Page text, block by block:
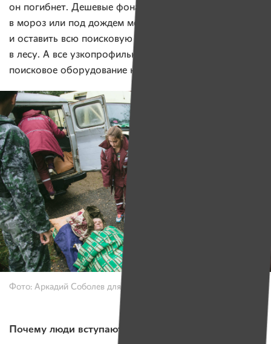
он погибнет. Дешевые фонари через час работы
в мороз или под дождем могут выйти из строя
и оставить всю поисковую группу в полной темноте
в лесу. А все узкопрофильное, профессиональное
поисковое оборудование не бывает дешевым.
Фото: Аркадий Соболев для ИМЕН
Почему люди вступают в поисковой отряд?